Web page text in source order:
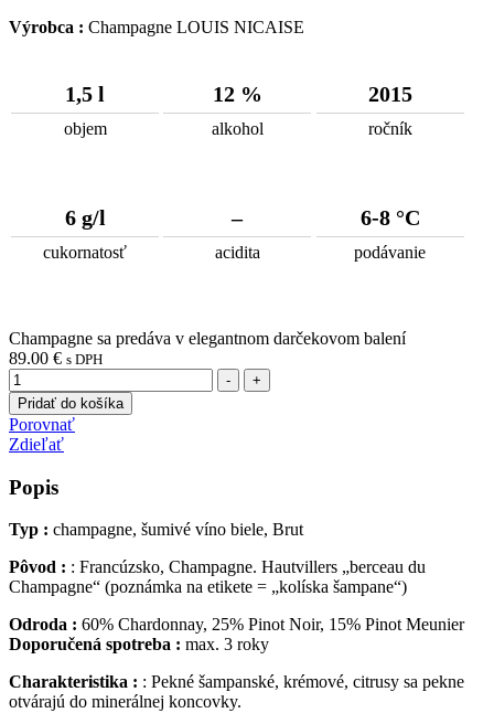
Výrobca : Champagne LOUIS NICAISE
1,5 l
objem
12 %
alkohol
2015
ročník
6 g/l
cukornatosť
–
acidita
6-8 °C
podávanie
Champagne sa predáva v elegantnom darčekovom balení
89.00 € s DPH
Množstvo -
+
Pridať do košíka
Porovnať
Zdieľať
Popis
Typ : champagne, šumivé víno biele, Brut
Pôvod : : Francúzsko, Champagne. Hautvillers „berceau du
Champagne“ (poznámka na etikete = „kolíska šampane“)
Odroda : 60% Chardonnay, 25% Pinot Noir, 15% Pinot Meunier
Doporučená spotreba : max. 3 roky
Charakteristika : : Pekné šampanské, krémové, citrusy sa pekne
otvárajú do minerálnej koncovky.